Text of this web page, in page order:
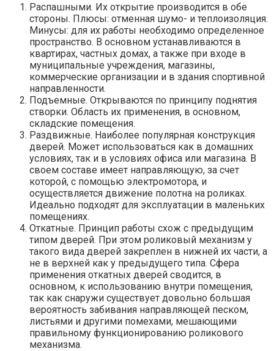
Распашными. Их открытие производится в обе
стороны. Плюсы: отменная шумо- и теплоизоляция.
Минусы: для их работы необходимо определенное
пространство. В основном устанавливаются в
квартирах, частных домах, а также при входе в
муниципальные учреждения, магазины,
коммерческие организации и в здания спортивной
направленности.
Подъемные. Открываются по принципу поднятия
створки. Область их применения, в основном,
складские помещения.
Раздвижные. Наиболее популярная конструкция
дверей. Может использоваться как в домашних
условиях, так и в условиях офиса или магазина. В
своем составе имеет направляющую, за счет
которой, с помощью электромотора, и
осуществляется движение полотна на роликах.
Идеально подходят для эксплуатации в маленьких
помещениях.
Откатные. Принцип работы схож с предыдущим
типом дверей. При этом роликовый механизм у
такого вида дверей закреплен в нижней их части, а
не в верхней как у предыдущего типа. Сфера
применения откатных дверей сводится, в
основном, к использованию внутри помещения,
так как снаружи существует довольно большая
вероятность забивания направляющей песком,
листьями и другими помехами, мешающими
правильному функционированию роликового
механизма.